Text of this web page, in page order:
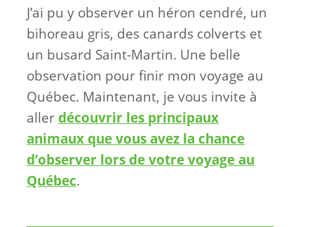
J’ai pu y observer un héron cendré, un
bihoreau gris, des canards colverts et
un busard Saint-Martin. Une belle
observation pour finir mon voyage au
Québec. Maintenant, je vous invite à
allerdécouvrir les principaux
animaux que vous avez la chance
d’observer lors de votre voyage au
Québec.